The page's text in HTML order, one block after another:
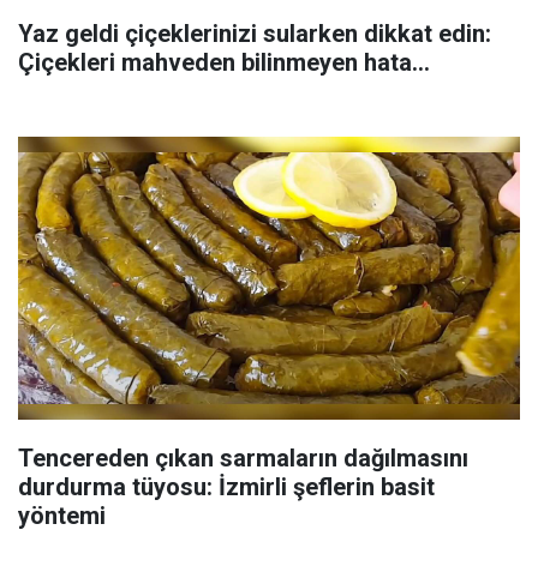
Yaz geldi çiçeklerinizi sularken dikkat edin:
Çiçekleri mahveden bilinmeyen hata...
Tencereden çıkan sarmaların dağılmasını
durdurma tüyosu: İzmirli şeflerin basit
yöntemi